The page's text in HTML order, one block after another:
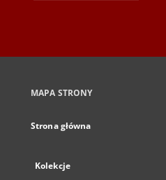
MAPA STRONY
Strona główna
Kolekcje